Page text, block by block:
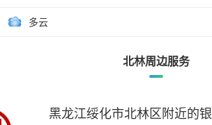
多云
北林周边服务
黑龙江绥化市北林区附近的